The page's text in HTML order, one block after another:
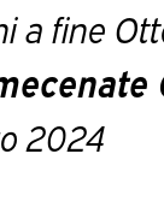
a fine
2024